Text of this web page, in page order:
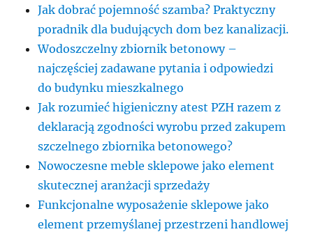
Jak dobrać pojemność szamba? Praktyczny
poradnik dla budujących dom bez kanalizacji.
Wodoszczelny zbiornik betonowy –
najczęściej zadawane pytania i odpowiedzi
do budynku mieszkalnego
Jak rozumieć higieniczny atest PZH razem z
deklaracją zgodności wyrobu przed zakupem
szczelnego zbiornika betonowego?
Nowoczesne meble sklepowe jako element
skutecznej aranżacji sprzedaży
Funkcjonalne wyposażenie sklepowe jako
element przemyślanej przestrzeni handlowej